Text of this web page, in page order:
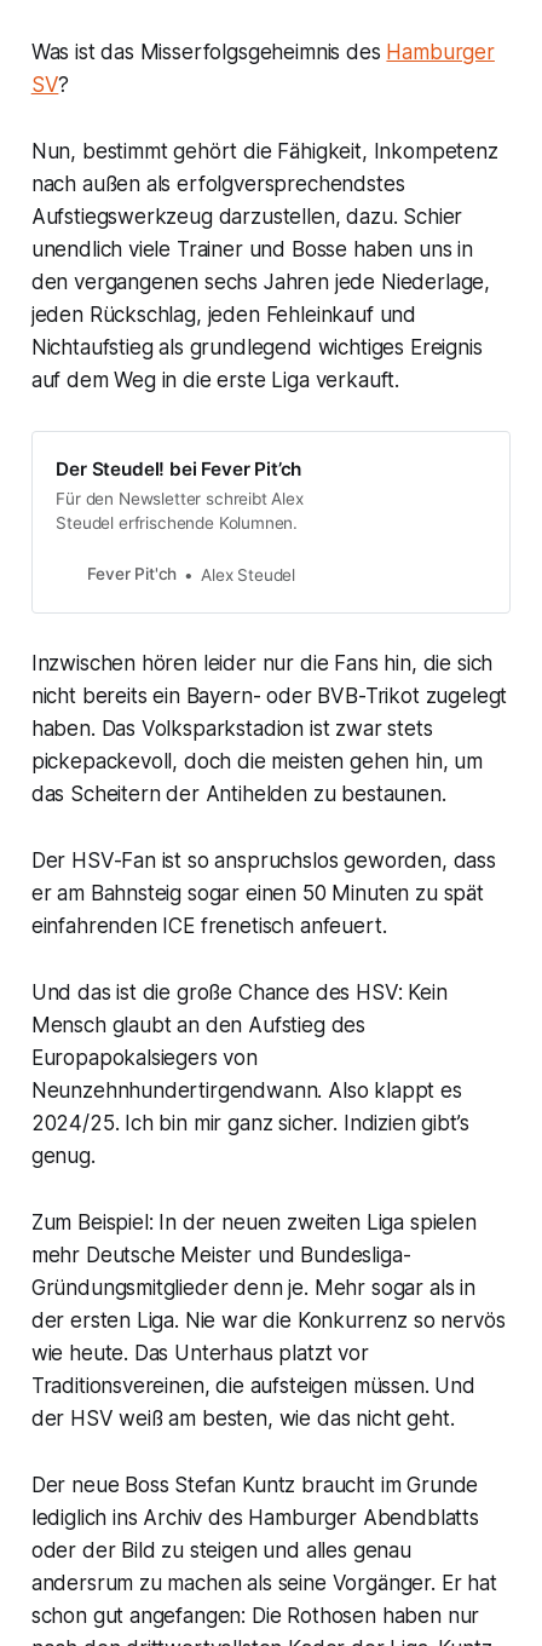
Was ist das Misserfolgsgeheimnis des Hamburger
SV?
Nun, bestimmt gehört die Fähigkeit, Inkompetenz
nach außen als erfolgversprechendstes
Aufstiegswerkzeug darzustellen, dazu. Schier
unendlich viele Trainer und Bosse haben uns in
den vergangenen sechs Jahren jede Niederlage,
jeden Rückschlag, jeden Fehleinkauf und
Nichtaufstieg als grundlegend wichtiges Ereignis
auf dem Weg in die erste Liga verkauft.
Der Steudel! bei Fever Pit’ch
Für den Newsletter schreibt Alex
Steudel erfrischende Kolumnen.
Fever Pit'ch Alex Steudel
Inzwischen hören leider nur die Fans hin, die sich
nicht bereits ein Bayern- oder BVB-Trikot zugelegt
haben. Das Volksparkstadion ist zwar stets
pickepackevoll, doch die meisten gehen hin, um
das Scheitern der Antihelden zu bestaunen.
Der HSV-Fan ist so anspruchslos geworden, dass
er am Bahnsteig sogar einen 50 Minuten zu spät
einfahrenden ICE frenetisch anfeuert.
Und das ist die große Chance des HSV: Kein
Mensch glaubt an den Aufstieg des
Europapokalsiegers von
Neunzehnhundertirgendwann. Also klappt es
2024/25. Ich bin mir ganz sicher. Indizien gibt’s
genug.
Zum Beispiel: In der neuen zweiten Liga spielen
mehr Deutsche Meister und Bundesliga-
Gründungsmitglieder denn je. Mehr sogar als in
der ersten Liga. Nie war die Konkurrenz so nervös
wie heute. Das Unterhaus platzt vor
Traditionsvereinen, die aufsteigen müssen. Und
der HSV weiß am besten, wie das nicht geht.
Der neue Boss Stefan Kuntz braucht im Grunde
lediglich ins Archiv des Hamburger Abendblatts
oder der Bild zu steigen und alles genau
andersrum zu machen als seine Vorgänger. Er hat
schon gut angefangen: Die Rothosen haben nur